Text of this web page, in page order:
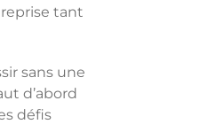
tant
sans une
d’abord
défis